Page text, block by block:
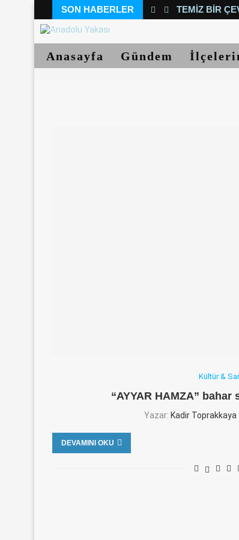
SON HABERLER TEMIZ BIR
Anasayfa Gündem
Kültür &
“AYYAR HAMZA”
Yazar: Kadir Toprakkaya
DEVAMINI OKU